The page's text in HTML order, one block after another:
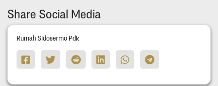
Share Social Media
Rumah Sidosermo Pdk